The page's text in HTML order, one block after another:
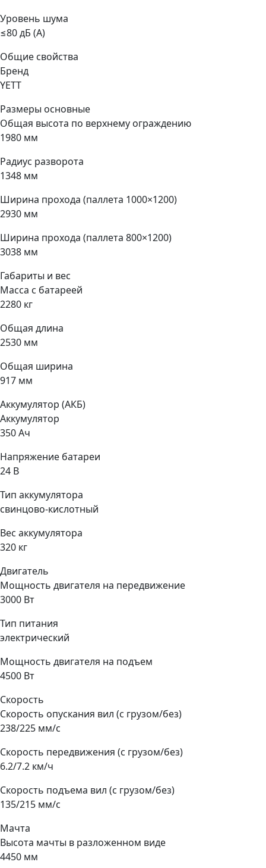
Уровень шума
≤80 дБ (А)
Общие свойства
Бренд
YETT
Размеры основные
Общая высота по верхнему ограждению
1980 мм
Радиус разворота
1348 мм
Ширина прохода (паллета 1000×1200)
2930 мм
Ширина прохода (паллета 800×1200)
3038 мм
Габариты и вес
Масса с батареей
2280 кг
Общая длина
2530 мм
Общая ширина
917 мм
Аккумулятор (АКБ)
Аккумулятор
350 Ач
Напряжение батареи
24 B
Тип аккумулятора
свинцово-кислотный
Вес аккумулятора
320 кг
Двигатель
Мощность двигателя на передвижение
3000 Вт
Тип питания
электрический
Мощность двигателя на подъем
4500 Вт
Скорость
Скорость опускания вил (с грузом/без)
238/225 мм/с
Скорость передвижения (с грузом/без)
6.2/7.2 км/ч
Скорость подъема вил (с грузом/без)
135/215 мм/с
Мачта
Высота мачты в разложенном виде
4450 мм